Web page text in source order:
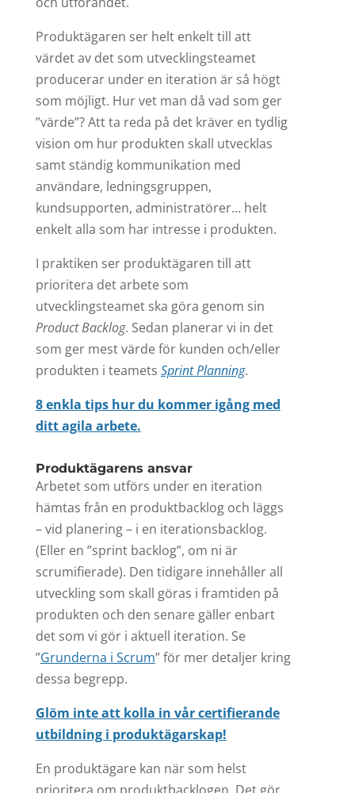
Produktägaren ser helt enkelt till att
värdet av det som utvecklingsteamet
producerar under en iteration är så högt
som möjligt. Hur vet man då vad som ger
”värde”? Att ta reda på det kräver en tydlig
vision om hur produkten skall utvecklas
samt ständig kommunikation med
användare, ledningsgruppen,
kundsupporten, administratörer… helt
enkelt alla som har intresse i produkten.
I praktiken ser produktägaren till att
prioritera det arbete som
utvecklingsteamet ska göra genom sin
Product Backlog. Sedan planerar vi in det
som ger mest värde för kunden och/eller
produkten i teamets Sprint Planning.
8 enkla tips hur du kommer igång med
ditt agila arbete.
Produktägarens ansvar
Arbetet som utförs under en iteration
hämtas från en produktbacklog och läggs
– vid planering – i en iterationsbacklog.
(Eller en ”sprint backlog”, om ni är
scrumifierade). Den tidigare innehåller all
utveckling som skall göras i framtiden på
produkten och den senare gäller enbart
det som vi gör i aktuell iteration. Se
”Grunderna i Scrum” för mer detaljer kring
dessa begrepp.
Glöm inte att kolla in vår certifierande
utbildning i produktägarskap!
En produktägare kan när som helst